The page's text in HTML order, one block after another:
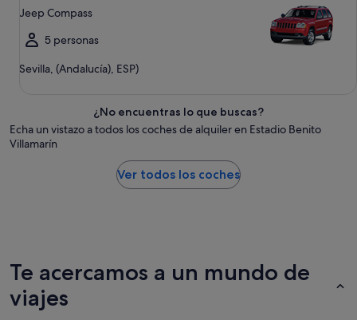
Jeep Compass
5 personas
Sevilla, (Andalucía), ESP)
¿No encuentras lo que buscas?
Echa un vistazo a todos los coches de alquiler en Estadio Benito
Villamarín
Ver todos los coches
Te acercamos a un mundo de
viajes